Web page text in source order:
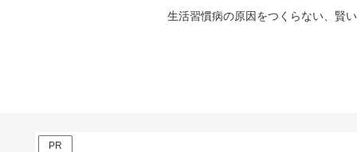
生活習慣病の原因をつくらない、賢
PR